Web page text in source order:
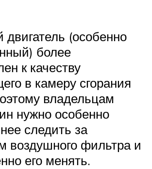
(особенно
более
к качеству
в камеру сгорания
владельцам
нужно особенно
следить за
воздушного фильтра и
его менять.